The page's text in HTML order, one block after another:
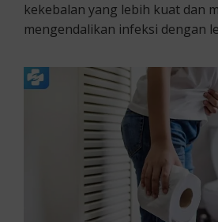
kekebalan yang lebih kuat dan
mengendalikan infeksi dengan